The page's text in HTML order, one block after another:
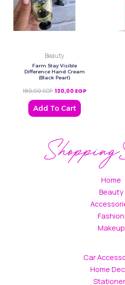
Beauty
Farm Stay Visible
Difference Hand Cream
(Black Pearl)
180,00EGP 130,00 EGP
Add To Cart
Home
Beauty
Fashion
Makeup
Car
Home